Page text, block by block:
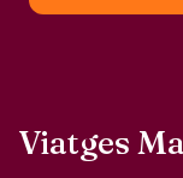
Viatges